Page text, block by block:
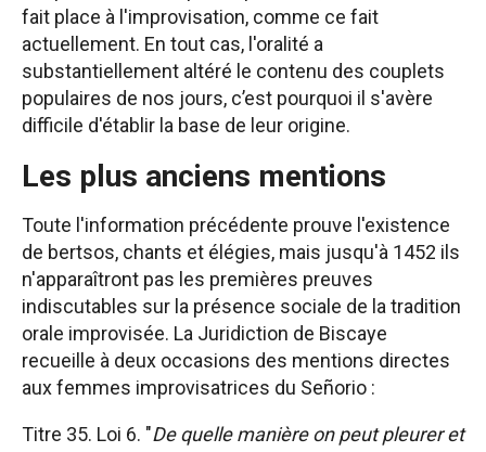
fait place à l'improvisation, comme ce fait
actuellement. En tout cas, l'oralité a
substantiellement altéré le contenu des couplets
populaires de nos jours, c’est pourquoi il s'avère
difficile d'établir la base de leur origine.
Les plus anciens mentions
Toute l'information précédente prouve l'existence
de bertsos, chants et élégies, mais jusqu'à 1452 ils
n'apparaîtront pas les premières preuves
indiscutables sur la présence sociale de la tradition
orale improvisée. La Juridiction de Biscaye
recueille à deux occasions des mentions directes
aux femmes improvisatrices du Señorio :
Titre 35. Loi 6. "De quelle manière on peut pleurer et